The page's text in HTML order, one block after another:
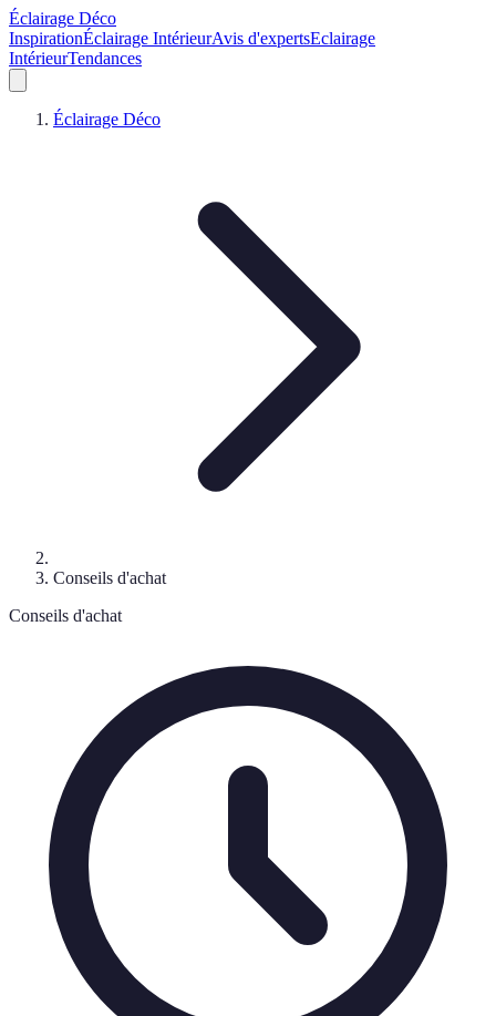
Éclairage Déco
InspirationÉclairage IntérieurAvis d'expertsEclairage
IntérieurTendances
Éclairage Déco
Conseils d'achat
Conseils d'achat